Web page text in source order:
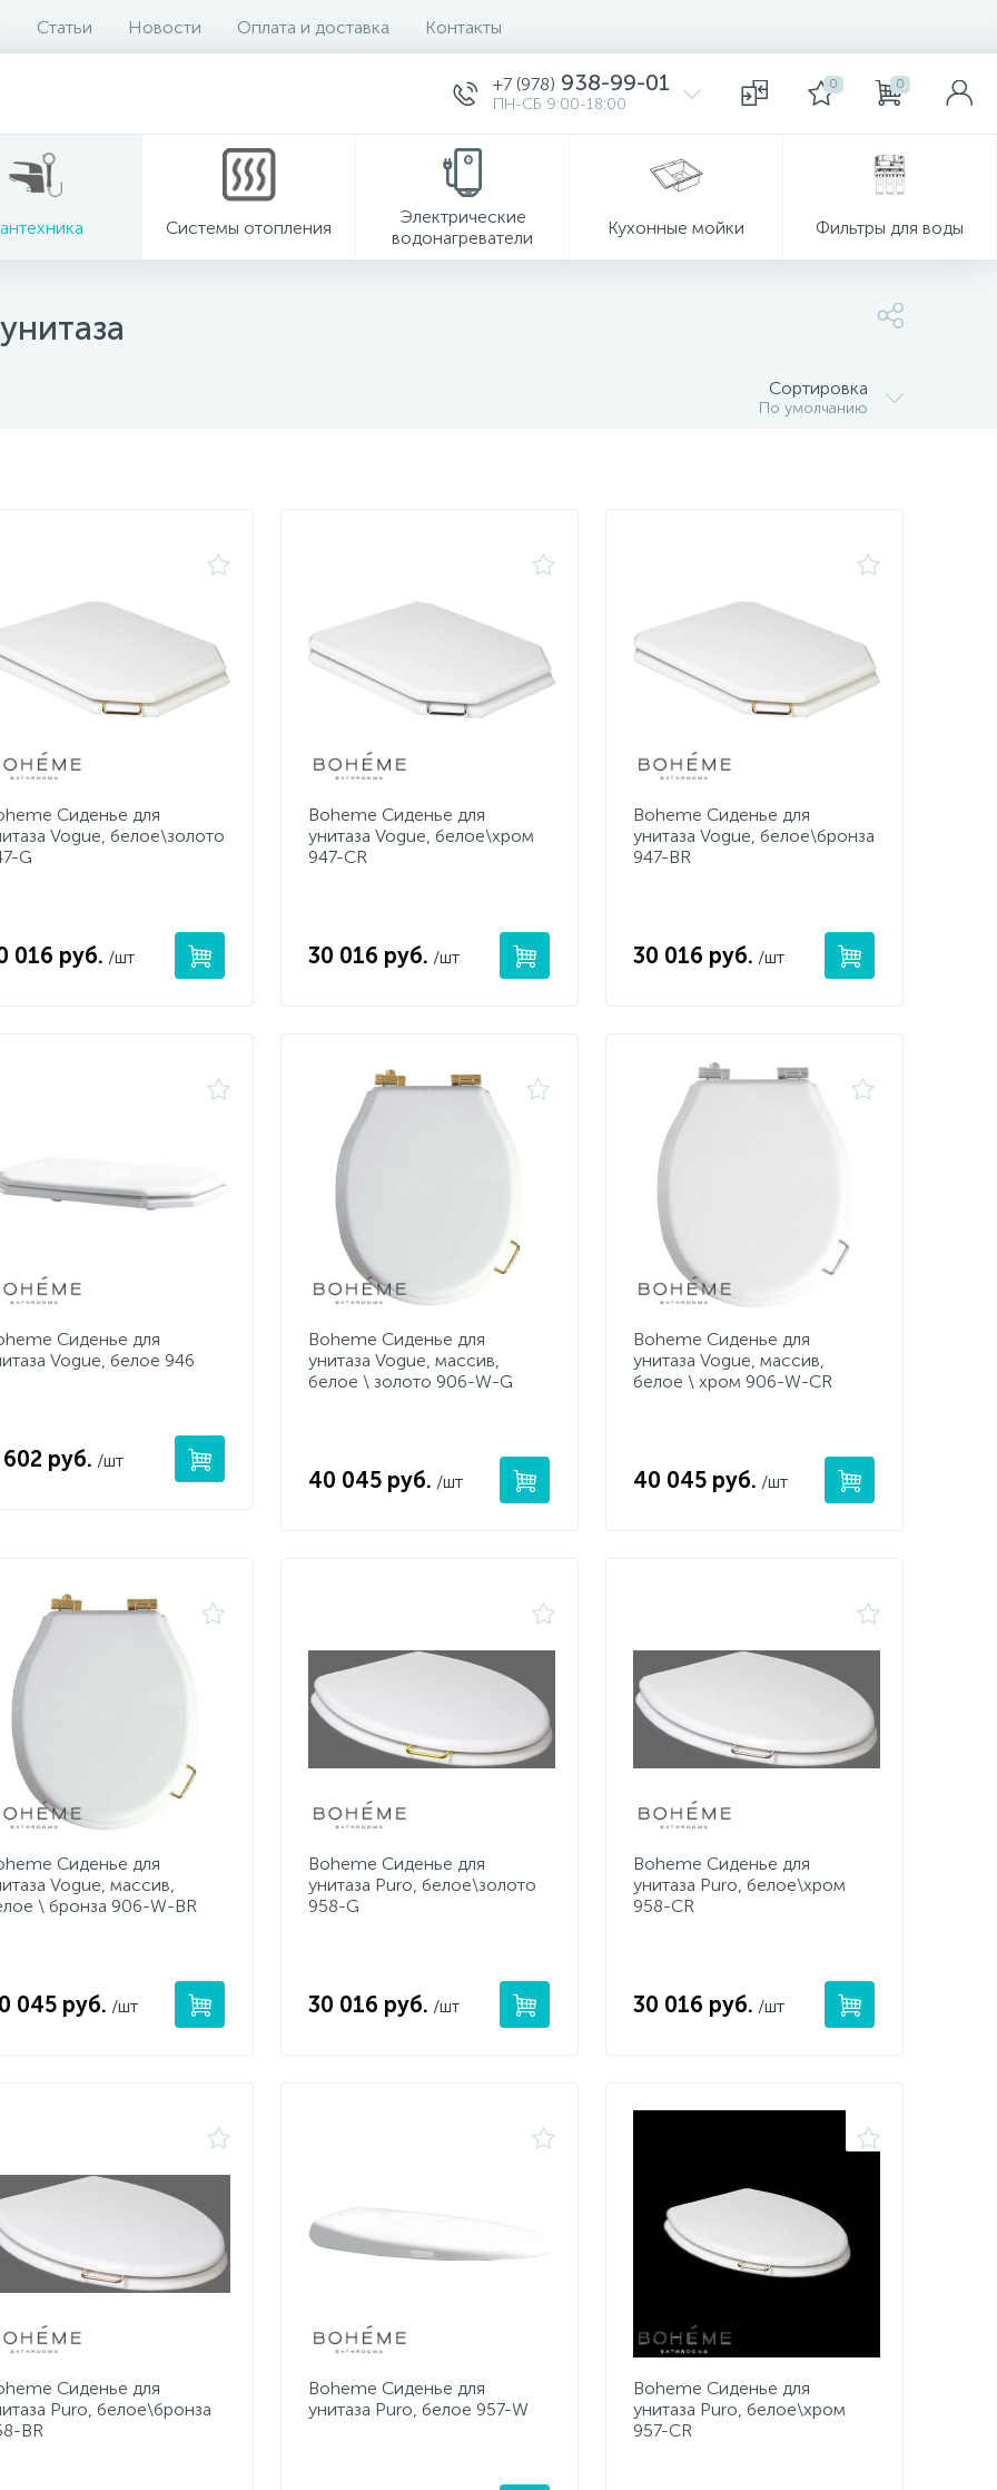
Статьи Новости Оплата и доставка Контакты
+7 (978) 938-99-01
ПН-СБ 9:00-18:00
0 0
Системы отопления
Электрические
водонагреватели
Кухонные мойки Фильтры для воды
Сортировка
По умолчанию
Сиденье для
Vogue, белое\золото
G
016 руб. /шт
Boheme Сиденье для
унитаза Vogue, белое\хром
947-CR
30 016 руб. /шт
Boheme Сиденье для
унитаза Vogue, белое\бронза
947-BR
30 016 руб. /шт
Сиденье для
Vogue, белое 946
руб. /шт
Boheme Сиденье для
унитаза Vogue, массив,
белое \ золото 906-W-G
40 045 руб. /шт
Boheme Сиденье для
унитаза Vogue, массив,
белое \ хром 906-W-CR
40 045 руб. /шт
Сиденье для
Vogue, массив,
\ бронза 906-W-BR
045 руб. /шт
Boheme Сиденье для
унитаза Puro, белое\золото
958-G
30 016 руб. /шт
Boheme Сиденье для
унитаза Puro, белое\хром
958-CR
30 016 руб. /шт
Сиденье для
Puro, белое\бронза
BR
Boheme Сиденье для
унитаза Puro, белое 957-W
Boheme Сиденье для
унитаза Puro, белое\хром
957-CR